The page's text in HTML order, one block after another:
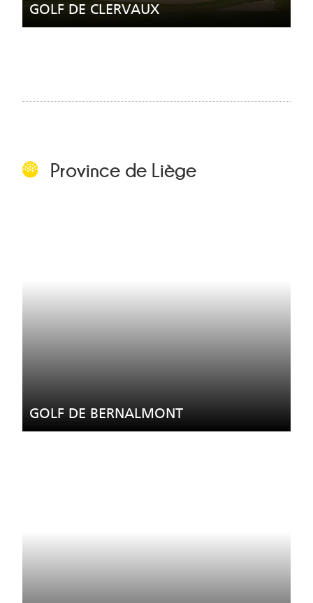
GOLF DE CLERVAUX
Province de Liège
GOLF DE BERNALMONT